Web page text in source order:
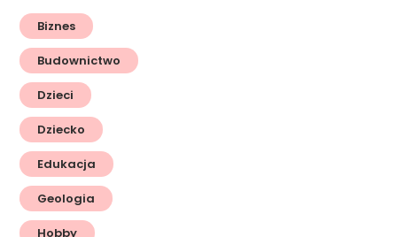
Biznes
Budownictwo
Dzieci
Dziecko
Edukacja
Geologia
Hobby